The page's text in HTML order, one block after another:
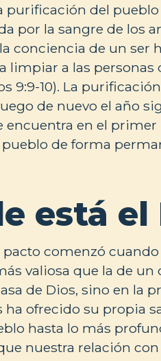
purificación del pueblo
por la sangre de los
conciencia de un ser
limpiar a las
9:9-10). La
de nuevo el año
encuentra en el
de forma
está el
comenzó
valiosa que la de
de Dios, sino en la
ha ofrecido su propia
hasta lo más
nuestra relación con